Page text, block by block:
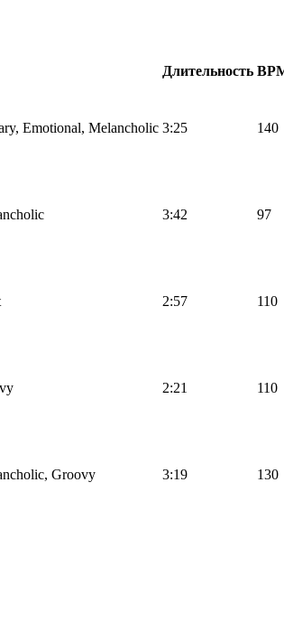
Длительность
Emotional, Melancholic 3:25 140
3:42 97
2:57 110
2:21 110
Groovy 3:19 130